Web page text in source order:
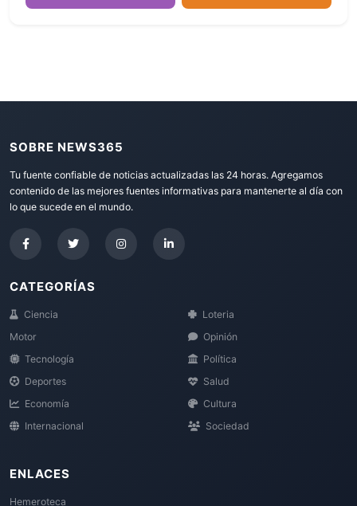
SOBRE NEWS365
Tu fuente confiable de noticias actualizadas las 24 horas. Agregamos
contenido de las mejores fuentes informativas para mantenerte al día con
lo que sucede en el mundo.
CATEGORÍAS
Ciencia
Motor
Tecnología
Deportes
Economía
Internacional
Loteria
Opinión
Política
Salud
Cultura
Sociedad
ENLACES
Hemeroteca